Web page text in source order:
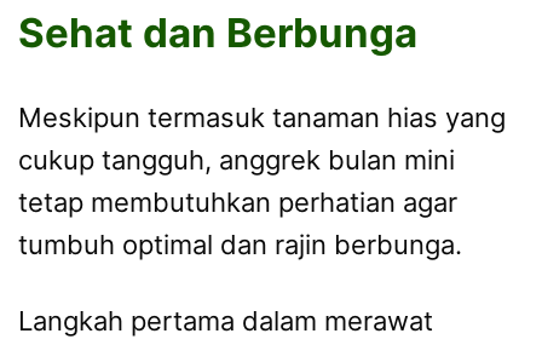
Sehat dan Berbunga
Meskipun termasuk tanaman hias yang
cukup tangguh, anggrek bulan mini
tetap membutuhkan perhatian agar
tumbuh optimal dan rajin berbunga.
Langkah pertama dalam merawat